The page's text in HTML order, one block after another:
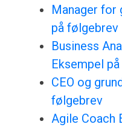
Manager
på følgebrev
Business
Eksempel
CEO og
følgebrev
Agile Coach